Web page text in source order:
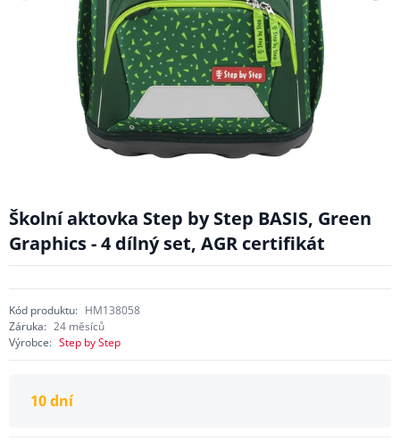
Školní aktovka Step by Step BASIS, Green
Graphics - 4 dílný set, AGR certifikát
Kód produktu: HM138058
Záruka: 24 měsíců
Výrobce: Step by Step
10 dní